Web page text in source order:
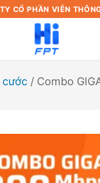
CỔ PHẦN VIỄN
cước / Combo